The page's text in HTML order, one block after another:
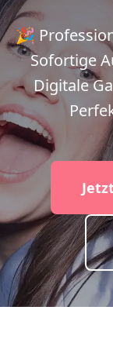
🎉
Sofortige
Digitale